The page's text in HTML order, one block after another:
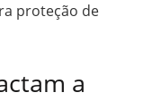
proteção de
a